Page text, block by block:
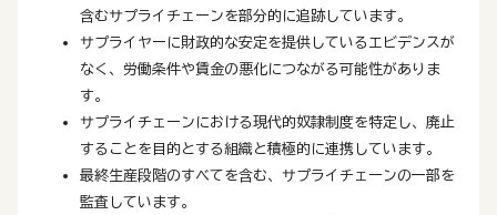
含むサプライチェーンを部分的に追跡しています。
サプライヤーに財政的な安定を提供しているエビデンスが
なく、労働条件や賃金の悪化につながる可能性がありま
す。
サプライチェーンにおける現代的奴隷制度を特定し、廃止
することを目的とする組織と積極的に連携しています。
最終生産段階のすべてを含む、サプライチェーンの一部を
監査しています。